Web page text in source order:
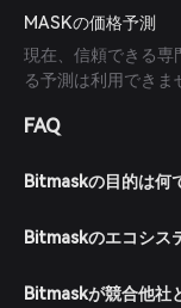
MASKの価格予測
現在、信頼できる専
る予測は利用できま
FAQ
Bitmaskの目的は何
Bitmaskのエコシス
Bitmaskが競合他社